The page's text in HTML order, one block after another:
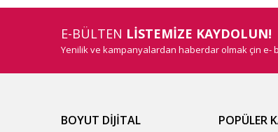
E-BÜLTEN LİSTEMİZE KAYDOLUN!
Yenilik ve kampanyalardan haberdar olmak çin e-
BOYUT DİJİTAL POPÜLER